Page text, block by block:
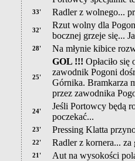
33' Radler z wolnego...
32'
Rzut wolny dla
bocznej grzeje się...
28' Na młynie kibice
25'
GOL !!! Opłaciło
zawodnik Pogoni
Górnika. Bramkarza
przez zawodnika
24'
Jeśli Portowcy będą
poczekać...
23' Pressing Klatta
22' Radler z kornera... za
21' Aut na wysokości